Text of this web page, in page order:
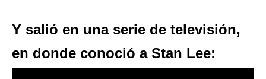
Y salió en una serie de televisión,
en donde conoció a Stan Lee: